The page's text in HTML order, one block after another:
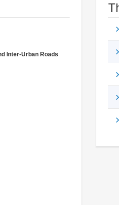
Inter-Urban Roads